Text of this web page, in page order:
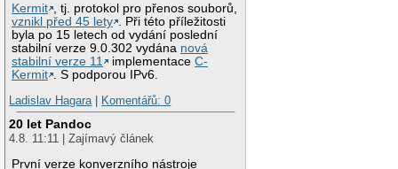
Kermit
, tj. protokol pro přenos souborů,
vznikl před 45 lety
. Při této příležitosti
byla po 15 letech od vydání poslední
stabilní verze 9.0.302 vydána nová
stabilní verze 11
implementaceC-
Kermit
. S podporou IPv6.
Ladislav Hagara| Komentářů: 0
20 let Pandoc
4.8. 11:11 | Zajímavý článek
První verze konverzního nástroje